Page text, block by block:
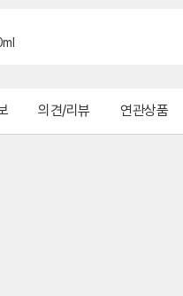
의견/리뷰 연관상품